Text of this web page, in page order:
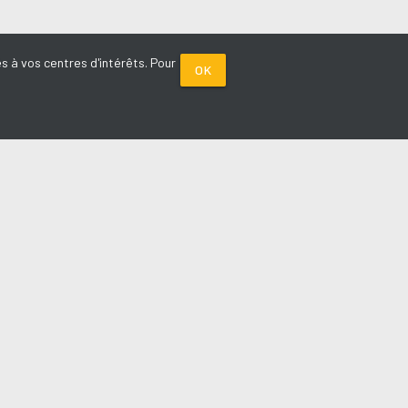
à vos centres d'intérêts. Pour
OK